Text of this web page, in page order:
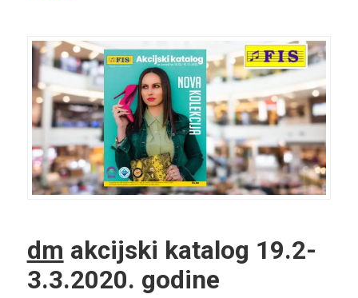
dm akcijski katalog 19.2-
3.3.2020. godine